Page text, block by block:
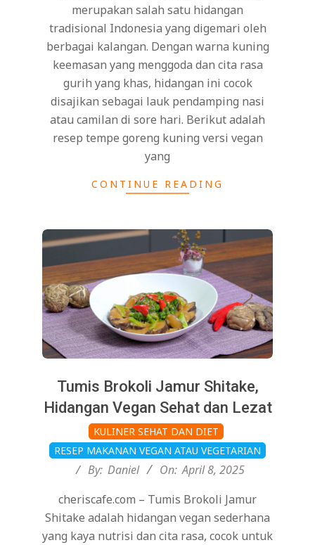
merupakan salah satu hidangan
tradisional Indonesia yang digemari oleh
berbagai kalangan. Dengan warna kuning
keemasan yang menggoda dan cita rasa
gurih yang khas, hidangan ini cocok
disajikan sebagai lauk pendamping nasi
atau camilan di sore hari. Berikut adalah
resep tempe goreng kuning versi vegan
yang
CONTINUE READING
Tumis Brokoli Jamur Shitake,
Hidangan Vegan Sehat dan Lezat
04-
08
KULINER SEHAT DAN DIET
RESEP MAKANAN VEGAN ATAU VEGETARIAN
By: Daniel On: April 8, 2025
cheriscafe.com – Tumis Brokoli Jamur
Shitake adalah hidangan vegan sederhana
yang kaya nutrisi dan cita rasa, cocok untuk